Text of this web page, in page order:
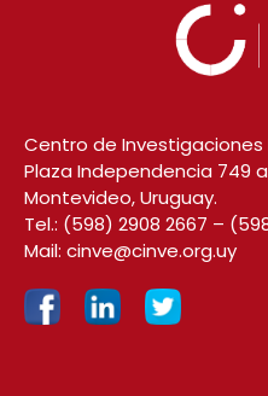
Centro de Investigaciones
Plaza Independencia 749
Montevideo, Uruguay.
Tel.: (598) 2908 2667 –
Mail: cinve@cinve.org.uy